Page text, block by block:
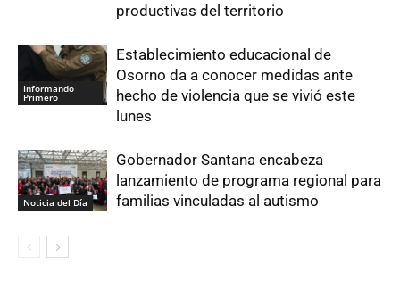
productivas del territorio
Informando
Primero
Establecimiento educacional de
Osorno da a conocer medidas ante
hecho de violencia que se vivió este
lunes
Noticia del Día
Gobernador Santana encabeza
lanzamiento de programa regional para
familias vinculadas al autismo